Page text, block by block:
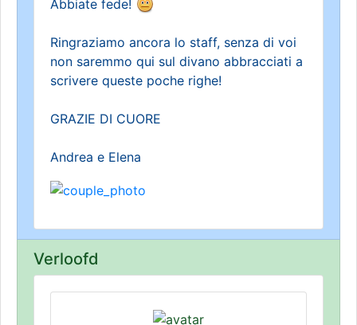
Abbiate fede!
Ringraziamo ancora lo staff, senza di voi
non saremmo qui sul divano abbracciati a
scrivere queste poche righe!
GRAZIE DI CUORE
Andrea e Elena
Verloofd